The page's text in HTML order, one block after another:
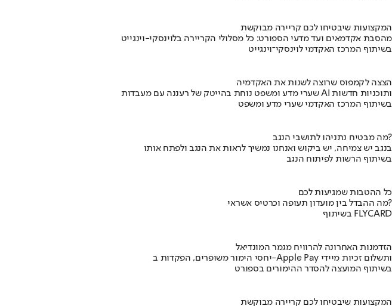
המקצועות שיבטיחו לכם קריירה מבוקשת
מהסבת אקדמאים ועד מדעי הספורט: כל מסלולי הקריירה בלוינסקי-וינגייט
בשיתוף המרכז האקדמי לוינסקי־וינגייט
הצצה לקמפוס שרוצה לשנות את האקדמיה
שערי מדע ומשפט נוחת בהייטק של רעננה עם מעבדות AI ותוכניות חדשות
בשיתוף המרכז האקדמי שערי מדע ומשפט
מה מבטיח נתניהו לתושבי הנגב?
בנגב יש צמיחה, יש ביקוש ואנחנו נמשיך לראות את הנגב ולפתח אותו
בשיתוף הרשות לפיתוח הנגב
כל ההטבות שמגיעות לכם
מה ההבדל בין מועדון תעופה וכרטיס אשראי?
בשיתוף FLYCARD
הזדמנות האחרונה להרוויח מגמר המונדיאל
יחסי הימור משופרים, הפקדות ב-Apple Pay ותשלום זכיות מיידי
בשיתוף המועצה להסדר ההימורים בספורט
המקצועות שיבטיחו לכם קריירה מבוקשת